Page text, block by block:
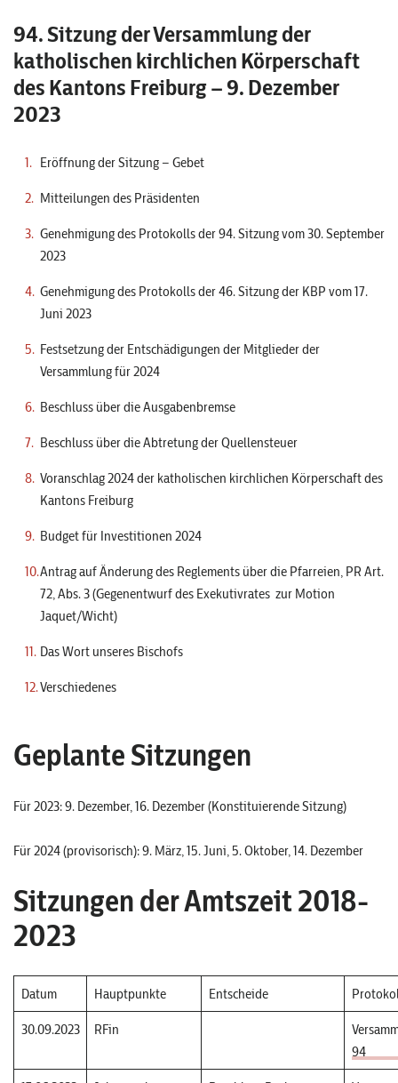
94. Sitzung der Versammlung der
katholischen kirchlichen Körperschaft
des Kantons Freiburg – 9. Dezember
2023
Eröffnung der Sitzung – Gebet
Mitteilungen des Präsidenten
Genehmigung des Protokolls der 94. Sitzung vom 30. September
2023
Genehmigung des Protokolls der 46. Sitzung der KBP vom 17.
Juni 2023
Festsetzung der Entschädigungen der Mitglieder der
Versammlung für 2024
Beschluss über die Ausgabenbremse
Beschluss über die Abtretung der Quellensteuer
Voranschlag 2024 der katholischen kirchlichen Körperschaft des
Kantons Freiburg
Budget für Investitionen 2024
Antrag auf Änderung des Reglements über die Pfarreien, PR Art.
72, Abs. 3 (Gegenentwurf des Exekutivrates zur Motion
Jaquet/Wicht)
Das Wort unseres Bischofs
Verschiedenes
Geplante Sitzungen
Für 2023: 9. Dezember, 16. Dezember (Konstituierende Sitzung)
Für 2024 (provisorisch): 9. März, 15. Juni, 5. Oktober, 14. Dezember
Sitzungen der Amtszeit 2018-
2023
Datum Hauptpunkte Entscheide
30.09.2023 RFin
94